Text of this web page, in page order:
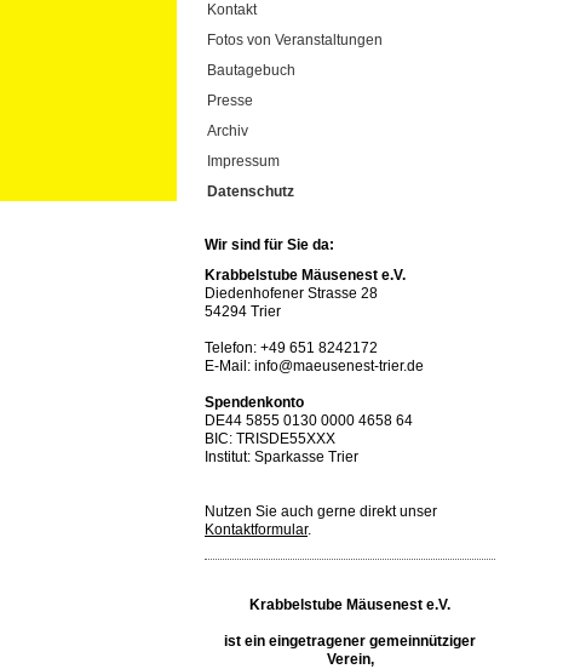
Kontakt
Fotos von Veranstaltungen
Bautagebuch
Presse
Archiv
Impressum
Datenschutz
Wir sind für Sie da:
Krabbelstube Mäusenest e.V.
Diedenhofener Strasse 28
54294 Trier
Telefon: +49 651 8242172
E-Mail: info@maeusenest-trier.de
Spendenkonto
DE44 5855 0130 0000 4658 64
BIC: TRISDE55XXX
Institut: Sparkasse Trier
Nutzen Sie auch gerne direkt unser
Kontaktformular.
Krabbelstube Mäusenest e.V.
ist ein eingetragener gemeinnütziger
Verein,